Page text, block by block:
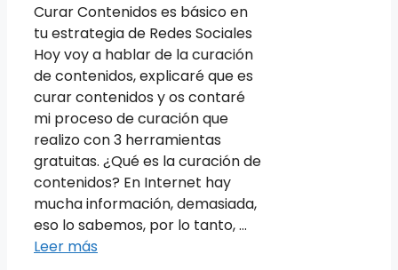
Curar Contenidos es básico en
tu estrategia de Redes Sociales
Hoy voy a hablar de la curación
de contenidos, explicaré que es
curar contenidos y os contaré
mi proceso de curación que
realizo con 3 herramientas
gratuitas. ¿Qué es la curación de
contenidos? En Internet hay
mucha información, demasiada,
eso lo sabemos, por lo tanto, …
Leer más